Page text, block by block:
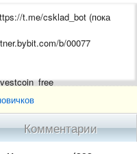
t.me/csklad_bot (пока
b/00077
Отвечаем всем!
Комментарии